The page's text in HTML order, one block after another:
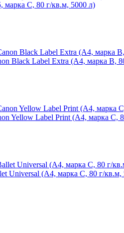
марка С, 80 г/кв.м, 5000 л)
Black Label Extra (А4, марка B,
Yellow Label Print (А4, марка C,
Universal (A4, марка C, 80 г/кв.м,